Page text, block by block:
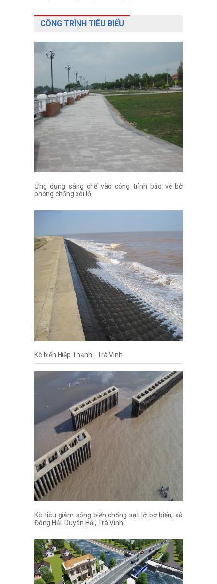
CÔNG TRÌNH TIÊU BIỂU
Ứng dụng sáng chế vào công trình bảo vệ bờ
phòng chống xói lở
Kè biển Hiệp Thạnh - Trà Vinh
Kè tiêu giảm sóng biển chống sạt lở bờ biển, xã
Đông Hải, Duyên Hải, Trà Vinh